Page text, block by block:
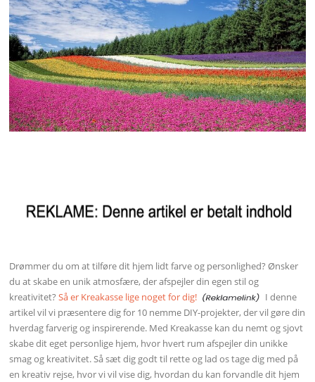
Drømmer du om at tilføre dit hjem lidt farve og personlighed? Ønsker
du at skabe en unik atmosfære, der afspejler din egen stil og
kreativitet?Så er Kreakasse lige noget for dig!
I denne
artikel vil vi præsentere dig for 10 nemme DIY-projekter, der vil gøre din
hverdag farverig og inspirerende. Med Kreakasse kan du nemt og sjovt
skabe dit eget personlige hjem, hvor hvert rum afspejler din unikke
smag og kreativitet. Så sæt dig godt til rette og lad os tage dig med på
en kreativ rejse, hvor vi vil vise dig, hvordan du kan forvandle dit hjem